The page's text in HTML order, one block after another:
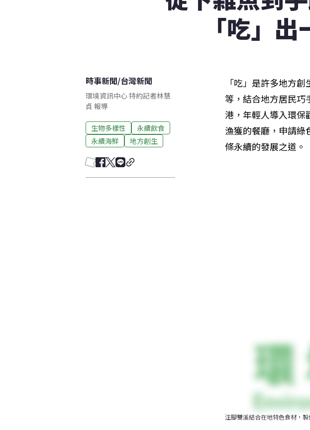
「吃」
時事新聞/台灣新聞
環境資訊中心 特約記者林慧
貞 報導
生物多樣性
永續飲食
永續海鮮
地方創生
「吃」是許多地方
等，結合地方居民巧
港，年輕人導入環保
漁獲的餐廳，申請
條永續的發展之道。
注腳雙溪結合在地特色食材，